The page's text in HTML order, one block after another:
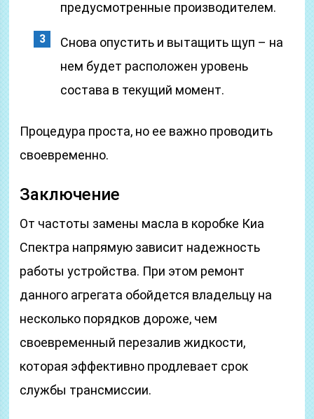
предусмотренные производителем.
Снова опустить и вытащить щуп – на
нем будет расположен уровень
состава в текущий момент.
Процедура проста, но ее важно проводить
своевременно.
Заключение
От частоты замены масла в коробке Киа
Спектра напрямую зависит надежность
работы устройства. При этом ремонт
данного агрегата обойдется владельцу на
несколько порядков дороже, чем
своевременный перезалив жидкости,
которая эффективно продлевает срок
службы трансмиссии.